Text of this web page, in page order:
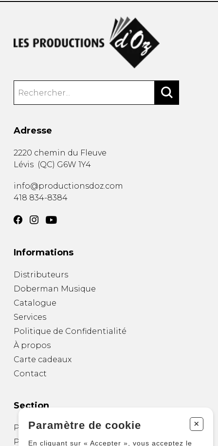
Adresse
2220 chemin du Fleuve
Lévis (QC) G6W 1Y4
info@productionsdoz.com
418 834-8384
Informations
Distributeurs
Doberman Musique
Catalogue
Services
Politique de Confidentialité
À propos
Carte cadeaux
Contact
Section
Partitions pour guitare
Partitions pour autres instruments
Paramètre de cookie +
En cliquant sur « Accepter », vous acceptez le